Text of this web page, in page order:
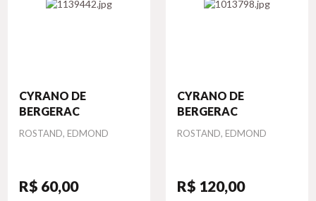
CYRANO DE
BERGERAC
Autor
ROSTAND, EDMOND
R$ 60,00
CYRANO DE
BERGERAC
Autor
ROSTAND, EDMOND
R$ 120,00